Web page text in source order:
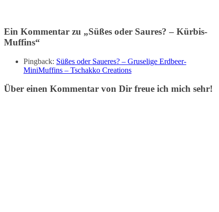
Ein Kommentar zu „Süßes oder Saures? – Kürbis-
Muffins“
Pingback: Süßes oder Saueres? – Gruselige Erdbeer-
MiniMuffins – Tschakko Creations
Über einen Kommentar von Dir freue ich mich sehr!